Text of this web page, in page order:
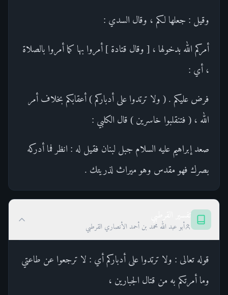
وقيل : جعلها لكم ، وقال السدي :
أمركم الله بدخولها ، [ وقال قتادة ] أمروا بها كما أمروا بالصلاة
، أي :
فرض عليكم . ( ولا ترتدوا على أدباركم ) أعقابكم بخلاف أمر
الله ، ( فتنقلبوا خاسرين ) قال الكلبي :
صعد إبراهيم عليه السلام جبل لبنان فقيل له : انظر فما أدركه
بصرك فهو مقدس وهو ميراث لذريتك .
أبو عبد الله محمد بن أحمد الأنصاري القرطبي
قوله تعالى : ولا ترتدوا على أدباركم أي : لا ترجعوا عن طاعتي
وما أمرتكم به من قتال الجبارين ،